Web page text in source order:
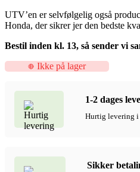
UTV’en er selvfølgelig også
Honda, der sikrer jer den bedste
Bestil inden kl. 13, så sender vi
Ikke på lager
1-2 dages
Hurtig levering i
Sikker